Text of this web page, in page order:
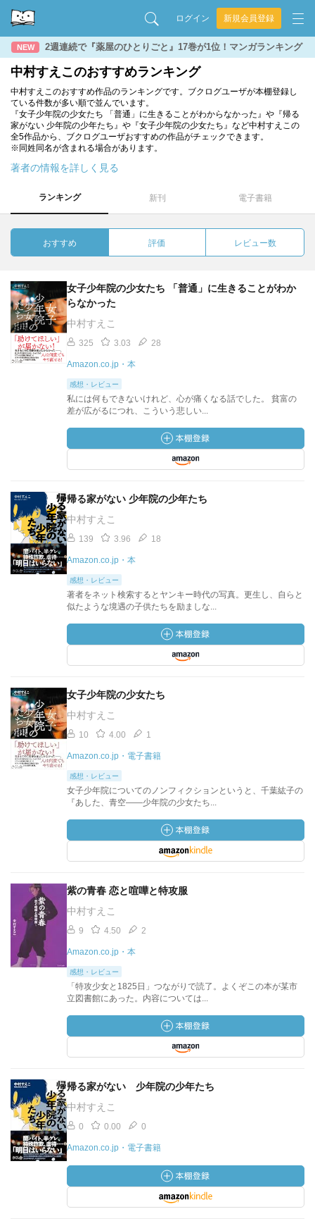
ログイン 新規会員登録
NEW 2週連続で『薬屋のひとりごと』17巻が1位！マンガランキング
中村すえこのおすすめランキング
中村すえこのおすすめ作品のランキングです。ブクログユーザが本棚登録し
ている件数が多い順で並んでいます。
『女子少年院の少女たち 「普通」に生きることがわからなかった』や『帰る
家がない 少年院の少年たち』や『女子少年院の少女たち』など中村すえこの
全5作品から、ブクログユーザおすすめの作品がチェックできます。
※同姓同名が含まれる場合があります。
著者の情報を詳しく見る
ランキング 新刊 電子書籍
おすすめ 評価 レビュー数
女子少年院の少女たち 「普通」に生きることがわか
らなかった
中村すえこ
325 3.03 28
Amazon.co.jp・本
感想・レビュー
私には何もできないけれど、心が痛くなる話でした。 貧富の
差が広がるにつれ、こういう悲しい...
帰る家がない 少年院の少年たち
中村すえこ
139 3.96 18
Amazon.co.jp・本
感想・レビュー
著者をネット検索するとヤンキー時代の写真。更生し、自らと
似たような境遇の子供たちを励ましな...
女子少年院の少女たち
中村すえこ
10 4.00 1
Amazon.co.jp・電子書籍
感想・レビュー
女子少年院についてのノンフィクションというと、千葉紘子の
『あした、青空――少年院の少女たち...
紫の青春 恋と喧嘩と特攻服
中村すえこ
9 4.50 2
Amazon.co.jp・本
感想・レビュー
「特攻少女と1825日」つながりで読了。よくぞこの本が某市
立図書館にあった。内容については...
帰る家がない 少年院の少年たち
中村すえこ
0 0.00 0
Amazon.co.jp・電子書籍